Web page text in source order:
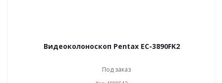
Видеоколоноскоп Pentax EC-3890FK2
Под заказ